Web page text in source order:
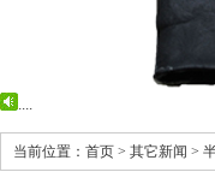
......
当前位置：首页 > 其它新闻 >